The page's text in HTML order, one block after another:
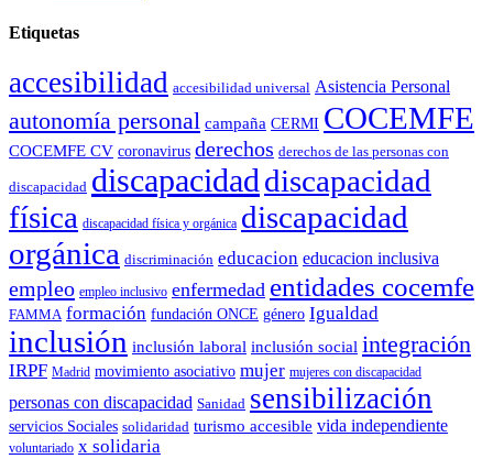
Etiquetas
accesibilidad accesibilidad universal Asistencia Personal
autonomía personal campaña CERMI COCEMFE
COCEMFE CV coronavirus derechos derechos de las personas con
discapacidad discapacidad discapacidad
física discapacidad física y orgánica discapacidad
orgánica discriminación educacion educacion inclusiva
empleo empleo inclusivo enfermedad entidades cocemfe
FAMMA formación fundación ONCE género Igualdad
inclusión inclusión laboral inclusión social integración
IRPF Madrid movimiento asociativo mujer mujeres con discapacidad
personas con discapacidad Sanidad sensibilización
servicios Sociales solidaridad turismo accesible vida independiente
voluntariado x solidaria